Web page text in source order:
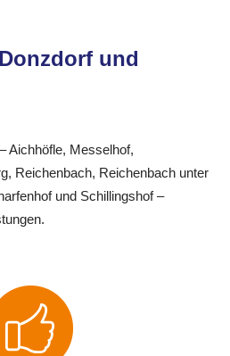
und
Aichhöfle, Messelhof,
Reichenbach, Reichenbach unter
und Schillingshof –